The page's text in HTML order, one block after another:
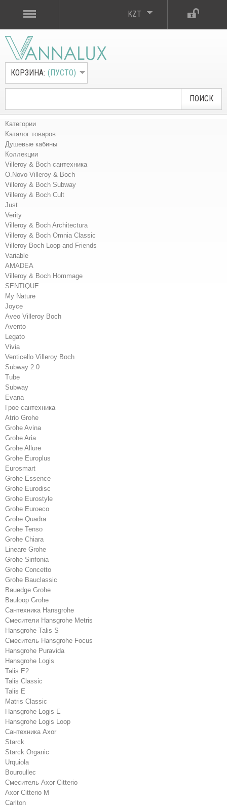
KZT
ПОИСК
КОРЗИНА: (ПУСТО)
Категории
Каталог товаров
Душевые кабины
Коллекции
Villeroy & Boch сантехника
O.Novo Villeroy & Boch
Villeroy & Boch Subway
Villeroy & Boch Cult
Just
Verity
Villeroy & Boch Architectura
Villeroy & Boch Omnia Classic
Villeroy Boch Loop and Friends
Variable
AMADEA
Villeroy & Boch Hommage
SENTIQUE
My Nature
Joyce
Aveo Villeroy Boch
Avento
Legato
Vivia
Venticello Villeroy Boch
Subway 2.0
Tube
Subway
Evana
Грое сантехника
Atrio Grohe
Grohe Avina
Grohe Aria
Grohe Allure
Grohe Europlus
Eurosmart
Grohe Essence
Grohe Eurodisc
Grohe Eurostyle
Grohe Euroeco
Grohe Quadra
Grohe Tenso
Grohe Chiara
Lineare Grohe
Grohe Sinfonia
Grohe Concetto
Grohe Bauclassic
Bauedge Grohe
Bauloop Grohe
Сантехника Hansgrohe
Cмесители Hansgrohe Metris
Hansgrohe Talis S
Смеситель Hansgrohe Focus
Hansgrohe Puravida
Hansgrohe Logis
Talis E2
Talis Classic
Talis E
Matris Classic
Hansgrohe Logis E
Hansgrohe Logis Loop
Сантехника Axor
Starck
Starck Organic
Urquiola
Bouroullec
Смеситель Axor Citterio
Axor Citterio M
Carlton